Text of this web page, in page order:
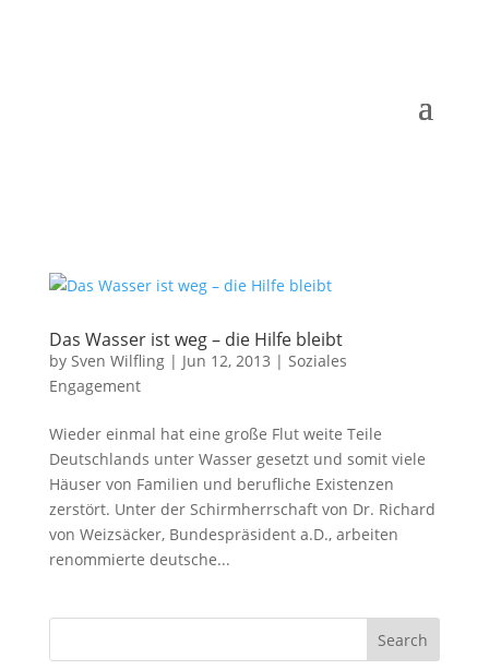
Das Wasser ist weg – die Hilfe bleibt
by Sven Wilfling| Jun 12, 2013 | Soziales
Engagement
Wieder einmal hat eine große Flut weite Teile
Deutschlands unter Wasser gesetzt und somit viele
Häuser von Familien und berufliche Existenzen
zerstört. Unter der Schirmherrschaft von Dr. Richard
von Weizsäcker, Bundespräsident a.D., arbeiten
renommierte deutsche...